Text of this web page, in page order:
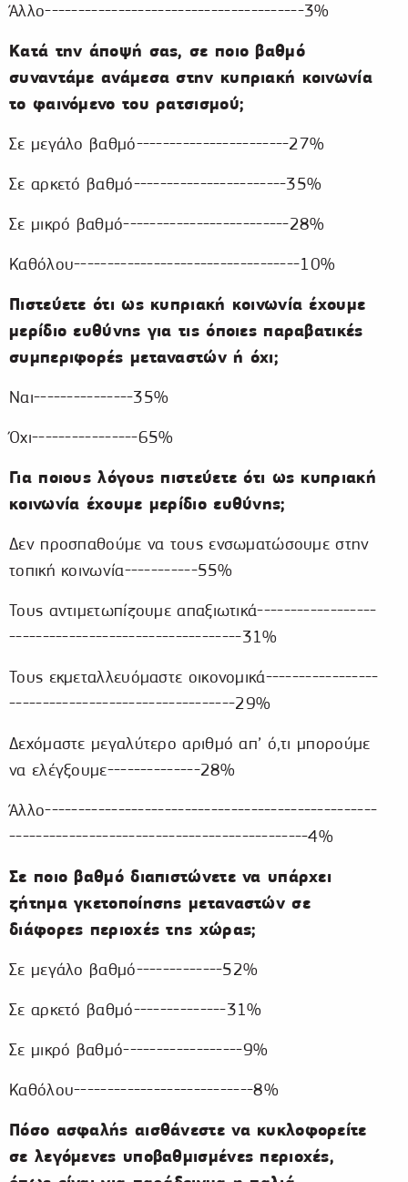
Άλλο---------------------------------------3%
Κατά την άποψή σας, σε ποιο βαθμό
συναντάμε ανάμεσα στην κυπριακή κοινωνία
το φαινόμενο του ρατσισμού;
Σε μεγάλο βαθμό-----------------------27%
Σε αρκετό βαθμό-----------------------35%
Σε μικρό βαθμό-------------------------28%
Καθόλου----------------------------------10%
Πιστεύετε ότι ως κυπριακή κοινωνία έχουμε
μερίδιο ευθύνης για τις όποιες παραβατικές
συμπεριφορές μεταναστών ή όχι;
Ναι---------------35%
Όχι----------------65%
Για ποιους λόγους πιστεύετε ότι ως κυπριακή
κοινωνία έχουμε μερίδιο ευθύνης;
Δεν προσπαθούμε να τους ενσωματώσουμε στην
τοπική κοινωνία-----------55%
Τους αντιμετωπίζουμε απαξιωτικά------------------
-----------------------------------31%
Τους εκμεταλλευόμαστε οικονομικά-----------------
----------------------------------29%
Δεχόμαστε μεγαλύτερο αριθμό απ’ ό,τι μπορούμε
να ελέγξουμε--------------28%
Άλλο--------------------------------------------------
---------------------------------------------4%
Σε ποιο βαθμό διαπιστώνετε να υπάρχει
ζήτημα γκετοποίησης μεταναστών σε
διάφορες περιοχές της χώρας;
Σε μεγάλο βαθμό-------------52%
Σε αρκετό βαθμό--------------31%
Σε μικρό βαθμό------------------9%
Καθόλου---------------------------8%
Πόσο ασφαλής αισθάνεστε να κυκλοφορείτε
σε λεγόμενες υποβαθμισμένες περιοχές,